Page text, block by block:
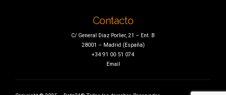
Contacto
C/ General Diaz Porlier, 21 – Ent. B
28001 – Madrid (España)
+34 91 00 51 074
Email